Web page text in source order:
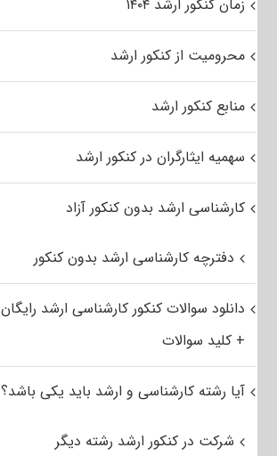
زمان کنکور ارشد ۱۴۰۴
محرومیت از کنکور ارشد
منابع کنکور ارشد
سهمیه ایثارگران در کنکور ارشد
کارشناسی ارشد بدون کنکور آزاد
دفترچه کارشناسی ارشد بدون کنکور
دانلود سوالات کنکور کارشناسی ارشد رایگان
+ کلید سوالات
آیا رشته کارشناسی و ارشد باید یکی باشد؟
شرکت در کنکور ارشد رشته دیگر